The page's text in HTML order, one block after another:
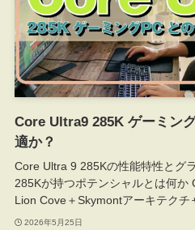
Core Ultra9 285K ゲーミン
適か？
Core Ultra 9 285Kの性能特性とグ
285Kが持つポテンシャルとは何か
Lion Cove＋Skymontアーキテクチ
2026年5月25日